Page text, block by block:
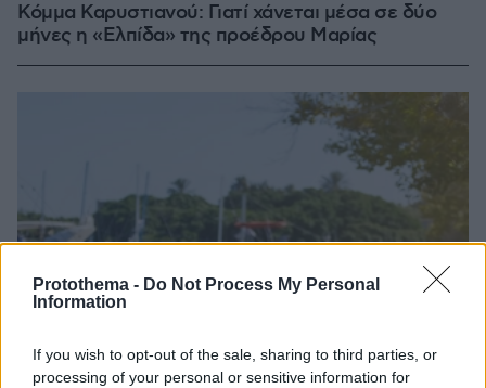
Protothema - Do Not Process My Personal
Information
If you wish to opt-out of the sale, sharing to third parties, or
processing of your personal or sensitive information for
Κόμμα Καρυστιανού: Γιατί χάνεται μέσα σε δύο
μήνες η «Ελπίδα» της προέδρου Μαρίας